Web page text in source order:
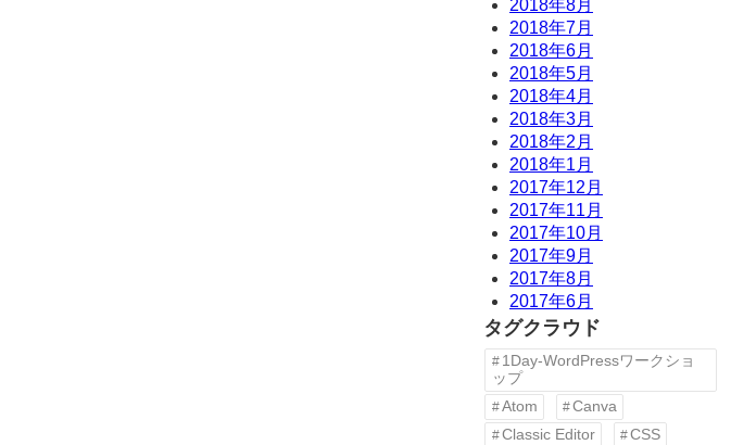
2018年8月
2018年7月
2018年6月
2018年5月
2018年4月
2018年3月
2018年2月
2018年1月
2017年12月
2017年11月
2017年10月
2017年9月
2017年8月
2017年6月
タグクラウド
1Day-WordPressワークショ
ップ
Atom
Canva
Classic Editor
CSS